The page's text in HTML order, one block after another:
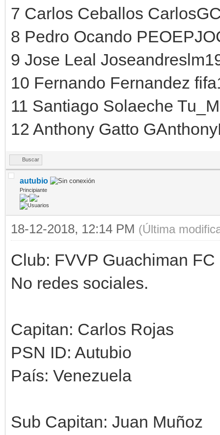
7 Carlos Ceballos
8 Pedro Ocando
9 Jose Leal
10 Fernando Fernandez
11 Santiago Solaeche
12 Anthony Gatto
Buscar
autubio
Principiante
18-12-2018, 12:14 PM (Última
Club: FVVP Guachiman FC
No redes sociales.
Capitan: Carlos Rojas
PSN ID: Autubio
País: Venezuela
Sub Capitan: Juan Muñoz